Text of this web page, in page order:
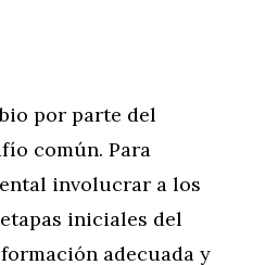
por parte del
común. Para
involucrar a los
iniciales del
adecuada y